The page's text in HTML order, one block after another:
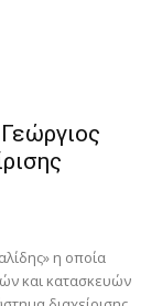
η οποία
και κατασκευών